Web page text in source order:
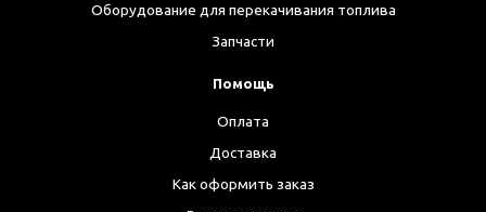
Оборудование для перекачивания топлива
Запчасти
Помощь
Оплата
Доставка
Как оформить заказ